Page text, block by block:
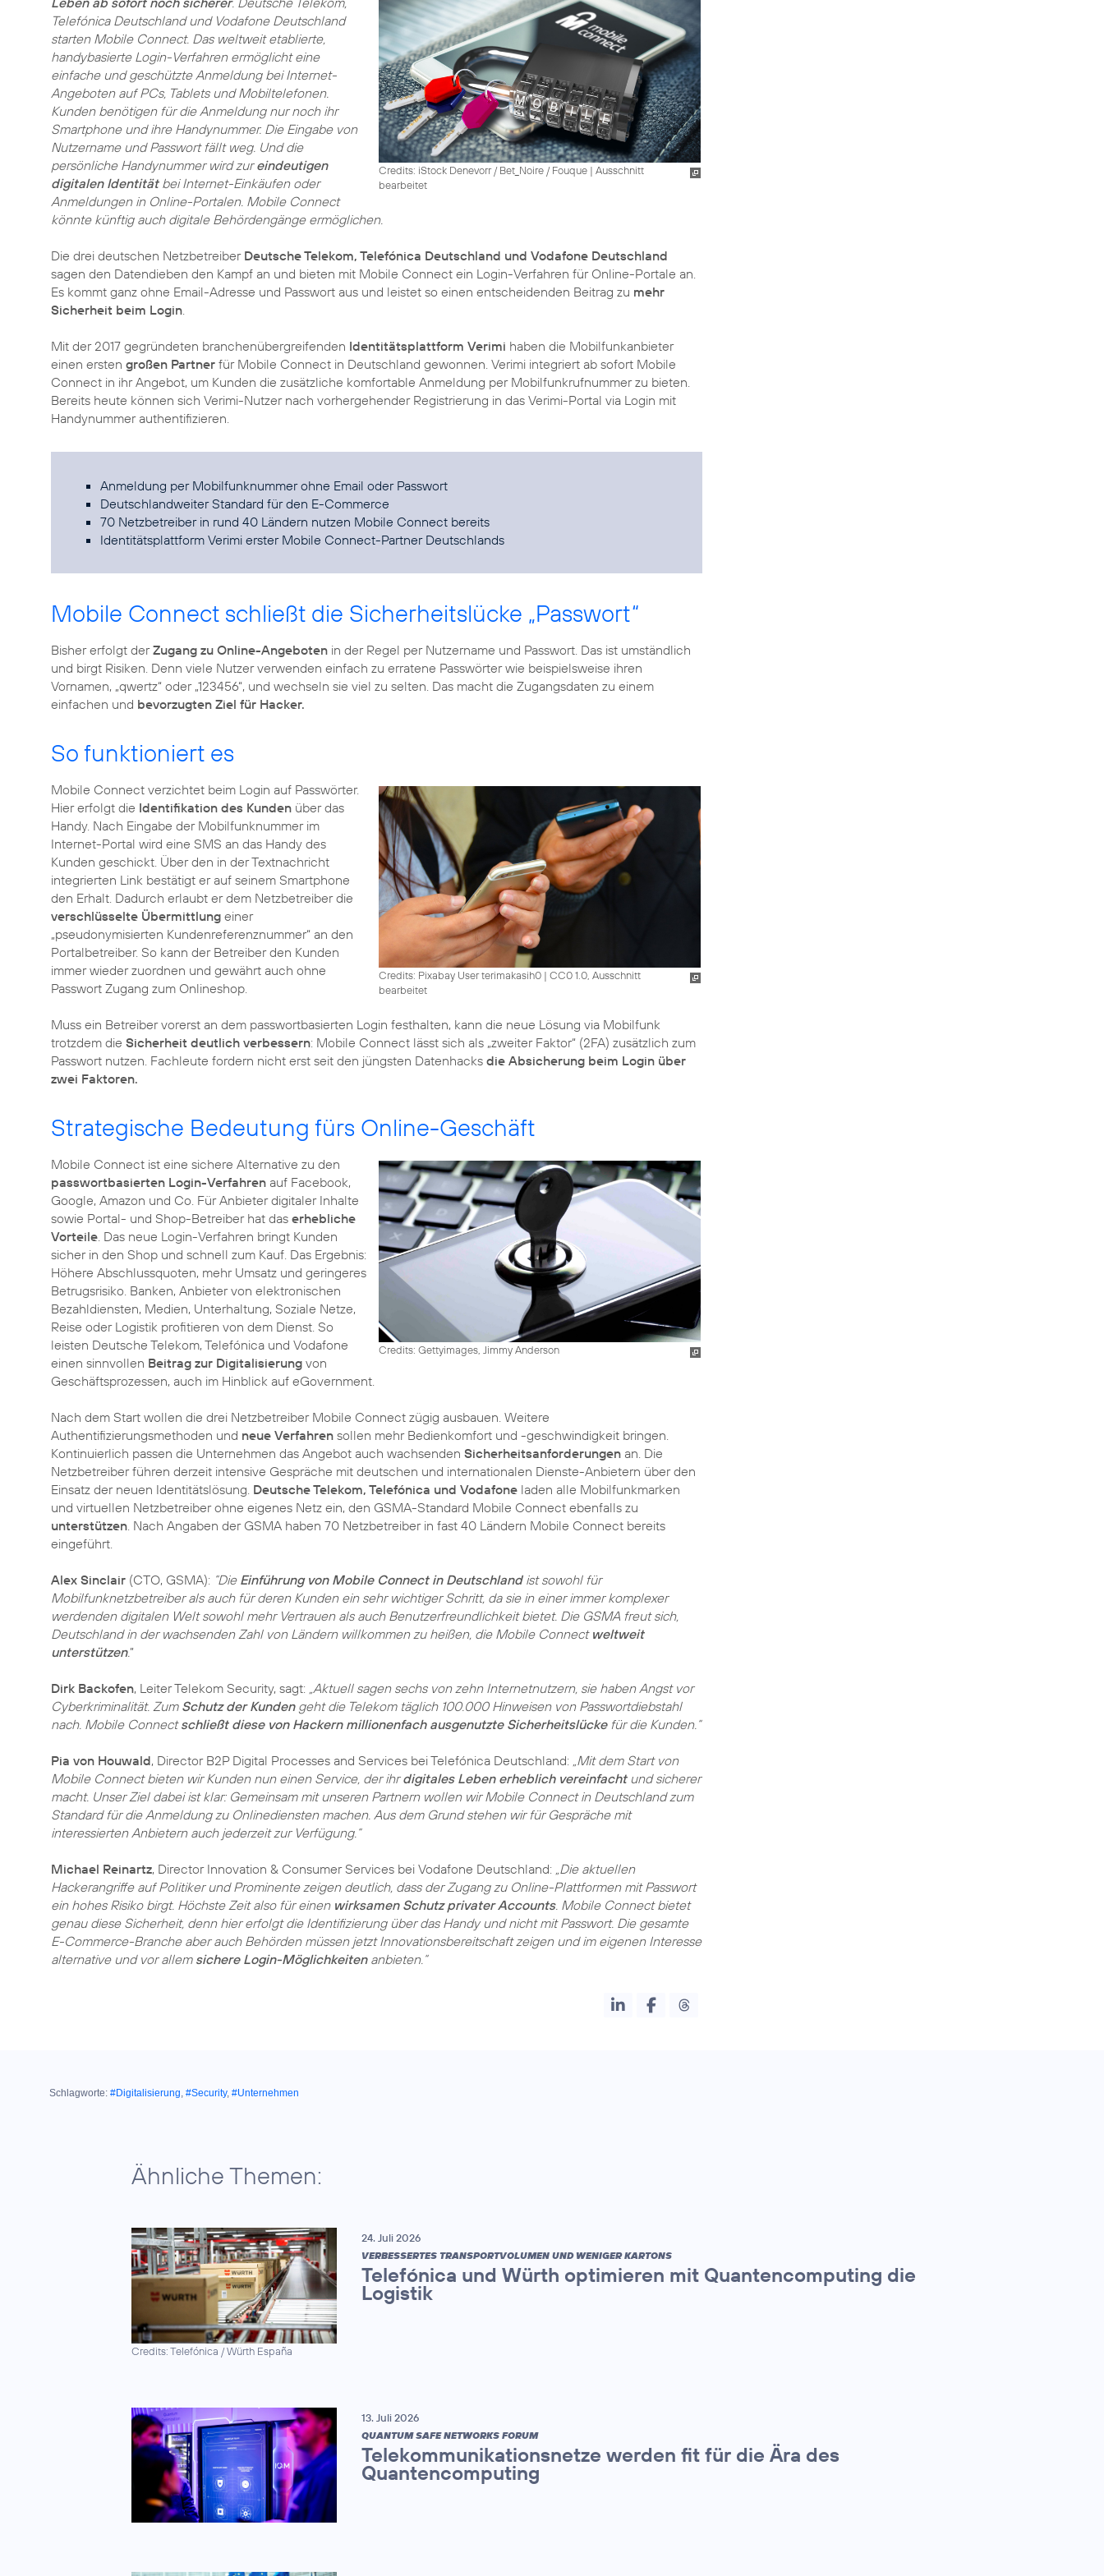
Credits: iStock Denevorr / Bet_Noire / Fouque| Ausschnitt
bearbeitet
Telefónica Deutschland und Vodafone Deutschland
starten Mobile Connect. Das weltweit etablierte,
handybasierte Login-Verfahren ermöglicht eine
einfache und geschützte Anmeldung bei Internet-
Angeboten auf PCs, Tablets und Mobiltelefonen.
Kunden benötigen für die Anmeldung nur noch ihr
Smartphone und ihre Handynummer. Die Eingabe von
Nutzername und Passwort fällt weg. Und die
persönliche Handynummer wird zureindeutigen
digitalen Identitätbei Internet-Einkäufen oder
Anmeldungen in Online-Portalen. Mobile Connect
könnte künftig auch digitale Behördengänge ermöglichen.
Die drei deutschen Netzbetreiber Deutsche Telekom, Telefónica Deutschland und Vodafone Deutschland
sagen den Datendieben den Kampf an und bieten mit Mobile Connect ein Login-Verfahren für Online-Portale an.
Es kommt ganz ohne Email-Adresse und Passwort aus und leistet so einen entscheidenden Beitrag zu mehr
Sicherheit beim Login.
Mit der 2017 gegründeten branchenübergreifenden Identitätsplattform Verimi haben die Mobilfunkanbieter
einen ersten großen Partner für Mobile Connect in Deutschland gewonnen. Verimi integriert ab sofort Mobile
Connect in ihr Angebot, um Kunden die zusätzliche komfortable Anmeldung per Mobilfunkrufnummer zu bieten.
Bereits heute können sich Verimi-Nutzer nach vorhergehender Registrierung in das Verimi-Portal via Login mit
Handynummer authentifizieren.
Anmeldung per Mobilfunknummer ohne Email oder Passwort
Deutschlandweiter Standard für den E-Commerce
70 Netzbetreiber in rund 40 Ländern nutzen Mobile Connect bereits
Identitätsplattform Verimi erster Mobile Connect-Partner Deutschlands
Mobile Connect schließt die Sicherheitslücke „Passwort“
Bisher erfolgt derZugang zu Online-Angeboten in der Regel per Nutzername und Passwort. Das ist umständlich
und birgt Risiken. Denn viele Nutzer verwenden einfach zu erratene Passwörter wie beispielsweise ihren
Vornamen, „qwertz“ oder „123456“, und wechseln sie viel zu selten. Das macht die Zugangsdaten zu einem
einfachen und bevorzugten Ziel für Hacker.
So funktioniert es
Credits: Pixabay User terimakasih0| CC0 1.0, Ausschnitt
bearbeitet
Mobile Connect verzichtet beim Login auf Passwörter.
Hier erfolgt die Identifikation des Kunden über das
Handy. Nach Eingabe der Mobilfunknummer im
Internet-Portal wird eine SMS an das Handy des
Kunden geschickt. Über den in der Textnachricht
integrierten Link bestätigt er auf seinem Smartphone
den Erhalt. Dadurch erlaubt er dem Netzbetreiber die
verschlüsselte Übermittlung einer
„pseudonymisierten Kundenreferenznummer“ an den
Portalbetreiber. So kann der Betreiber den Kunden
immer wieder zuordnen und gewährt auch ohne
Passwort Zugang zum Onlineshop.
Muss ein Betreiber vorerst an dem passwortbasierten Login festhalten, kann die neue Lösung via Mobilfunk
trotzdem die Sicherheit deutlich verbessern: Mobile Connect lässt sich als „zweiter Faktor“ (2FA) zusätzlich zum
Passwort nutzen. Fachleute fordern nicht erst seit den jüngsten Datenhacks die Absicherung beim Login über
zwei Faktoren.
Strategische Bedeutung fürs Online-Geschäft
Credits: Gettyimages, Jimmy Anderson
Mobile Connect ist eine sichere Alternative zu den
passwortbasierten Login-Verfahren auf Facebook,
Google, Amazon und Co. Für Anbieter digitaler Inhalte
sowie Portal- und Shop-Betreiber hat das erhebliche
Vorteile. Das neue Login-Verfahren bringt Kunden
sicher in den Shop und schnell zum Kauf. Das Ergebnis:
Höhere Abschlussquoten, mehr Umsatz und geringeres
Betrugsrisiko. Banken, Anbieter von elektronischen
Bezahldiensten, Medien, Unterhaltung, Soziale Netze,
Reise oder Logistik profitieren von dem Dienst. So
leisten Deutsche Telekom, Telefónica und Vodafone
einen sinnvollen Beitrag zur Digitalisierung von
Geschäftsprozessen, auch im Hinblick auf eGovernment.
Nach dem Start wollen die drei Netzbetreiber Mobile Connect zügig ausbauen. Weitere
Authentifizierungsmethoden und neue Verfahren sollen mehr Bedienkomfort und -geschwindigkeit bringen.
Kontinuierlich passen die Unternehmen das Angebot auch wachsenden Sicherheitsanforderungen an. Die
Netzbetreiber führen derzeit intensive Gespräche mit deutschen und internationalen Dienste-Anbietern über den
Einsatz der neuen Identitätslösung. Deutsche Telekom, Telefónica und Vodafone laden alle Mobilfunkmarken
und virtuellen Netzbetreiber ohne eigenes Netz ein, den GSMA-Standard Mobile Connect ebenfalls zu
unterstützen. Nach Angaben der GSMA haben 70 Netzbetreiber in fast 40 Ländern Mobile Connect bereits
eingeführt.
Alex Sinclair (CTO, GSMA): “Die Einführung von Mobile Connect in Deutschlandist sowohl für
Mobilfunknetzbetreiber als auch für deren Kunden ein sehr wichtiger Schritt, da sie in einer immer komplexer
werdenden digitalen Welt sowohl mehr Vertrauen als auch Benutzerfreundlichkeit bietet. Die GSMA freut sich,
Deutschland in der wachsenden Zahl von Ländern willkommen zu heißen, die Mobile Connectweltweit
unterstützen.”
Dirk Backofen, Leiter Telekom Security, sagt: „Aktuell sagen sechs von zehn Internetnutzern, sie haben Angst vor
Cyberkriminalität. Zum Schutz der Kundengeht die Telekom täglich 100.000 Hinweisen von Passwortdiebstahl
nach. Mobile Connectschließt diese von Hackern millionenfach ausgenutzte Sicherheitslückefür die Kunden.“
Pia von Houwald, Director B2P Digital Processes and Services bei Telefónica Deutschland: „Mit dem Start von
Mobile Connect bieten wir Kunden nun einen Service, der ihrdigitales Leben erheblich vereinfachtund sicherer
macht. Unser Ziel dabei ist klar: Gemeinsam mit unseren Partnern wollen wir Mobile Connect in Deutschland zum
Standard für die Anmeldung zu Onlinediensten machen. Aus dem Grund stehen wir für Gespräche mit
interessierten Anbietern auch jederzeit zur Verfügung.“
Michael Reinartz, Director Innovation & Consumer Services bei Vodafone Deutschland: „Die aktuellen
Hackerangriffe auf Politiker und Prominente zeigen deutlich, dass der Zugang zu Online-Plattformen mit Passwort
ein hohes Risiko birgt. Höchste Zeit also für einen wirksamen Schutz privater Accounts. Mobile Connect bietet
genau diese Sicherheit, denn hier erfolgt die Identifizierung über das Handy und nicht mit Passwort. Die gesamte
E-Commerce-Branche aber auch Behörden müssen jetzt Innovationsbereitschaft zeigen und im eigenen Interesse
alternative und vor allem sichere Login-Möglichkeitenanbieten.“
Schlagworte: #Digitalisierung, #Security, #Unternehmen
Ähnliche Themen:
Credits: Telefónica / Würth España
24. Juli 2026
VERBESSERTES TRANSPORTVOLUMEN UND WENIGER KARTONS
Telefónica und Würth optimieren mit Quantencomputing die
Logistik
13. Juli 2026
QUANTUM SAFE NETWORKS FORUM
Telekommunikationsnetze werden fit für die Ära des
Quantencomputing